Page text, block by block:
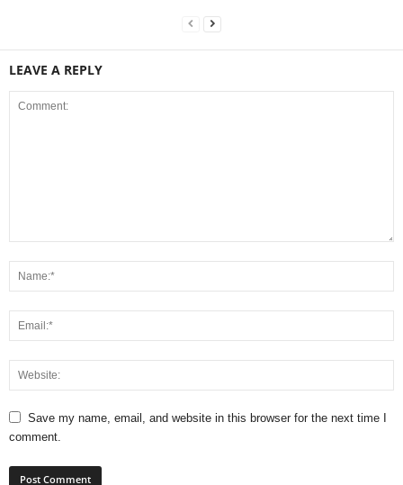
LEAVE A REPLY
Save my name, email, and website in this browser for the next time I
comment.